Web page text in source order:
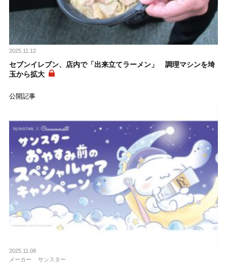
2025.11.12
セブンイレブン、店内で「出来立てラーメン」 調理マシンを埼
玉から拡大
公開記事
2025.11.08
メーカー
サンスター